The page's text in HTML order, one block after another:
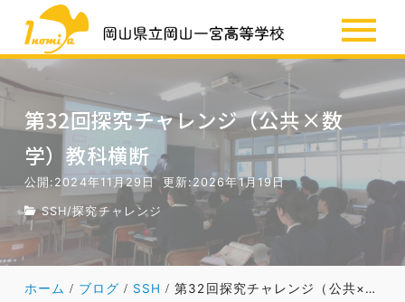
SSH
第32回探究チャレンジ（公共×数
学）教科横断
公開:2024年11月29日 更新:2026年1月19日
SSH/探究チャレンジ
ホーム ブログ SSH 第32回探究チャレンジ（公共×数学）教科横断